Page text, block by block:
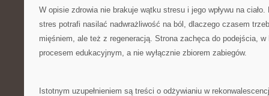
W opisie zdrowia nie brakuje wątku stresu i jego wpływu na
stres potrafi nasilać nadwrażliwość na ból, dlaczego czasem
mięśniem, ale też z regeneracją. Strona zachęca do podejścia,
procesem edukacyjnym, a nie wyłącznie zbiorem zabiegów.
Istotnym uzupełnieniem są treści o odżywianiu w